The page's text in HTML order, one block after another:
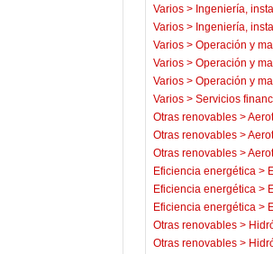
Varios > Ingeniería,
Varios > Ingeniería,
Varios > Operación y
Varios > Operación y
Varios > Operación y
Varios > Servicios
Otras renovables >
Otras renovables >
Otras renovables >
Eficiencia energética >
Eficiencia energética >
Eficiencia energética >
Otras renovables >
Otras renovables >